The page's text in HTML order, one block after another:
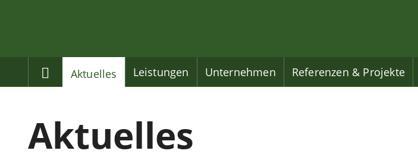
Home
Aktuelles Leistungen Unternehmen Referenzen & Projekte
Aktuelles